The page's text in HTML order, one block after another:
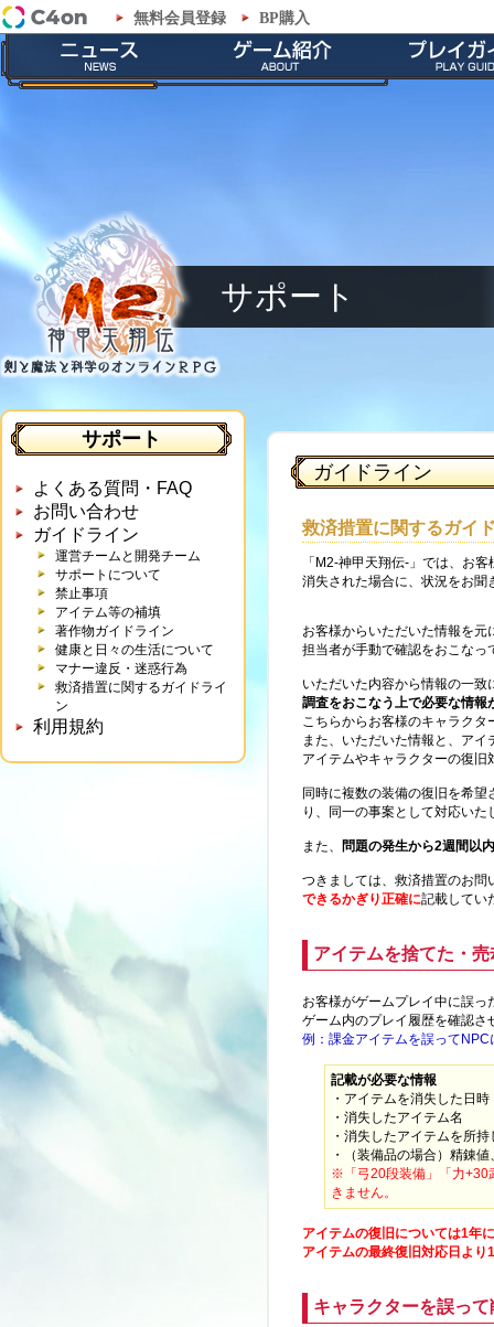
無料会員登録 BP購入
「M2-神甲天翔伝-」サポート - 運営ポリシー
サポート
サポート
よくある質問・FAQ
お問い合わせ
ガイドライン
運営チームと開発チーム
サポートについて
禁止事項
アイテム等の補填
著作物ガイドライン
健康と日々の生活について
マナー違反・迷惑行為
救済措置に関するガイドライ
ン
利用規約
ガイドライン
救済措置に関するガイ
「M2-神甲天翔伝-」では、お
消失された場合に、状況をお聞
お客様からいただいた情報を
担当者が手動で確認をおこなっ
いただいた内容から情報の一
調査をおこなう上で必要な情報
こちらからお客様のキャラク
また、いただいた情報と、ア
アイテムやキャラクターの復
同時に複数の装備の復旧を希
り、同一の事案として対応いた
また、 問題の発生から2週間以
つきましては、救済措置のお問
できるかぎり正確に記載してい
アイテムを捨てた・
お客様がゲームプレイ中に誤
ゲーム内のプレイ履歴を確認さ
例：課金アイテムを誤って
記載が必要な情報
・アイテムを消失した日時
・消失したアイテム名
・消失したアイテムを所
・（装備品の場合）精錬
※「弓20段装備」「力+30
きません。
アイテムの復旧については1年
アイテムの最終復旧対応日よ
キャラクターを誤っ